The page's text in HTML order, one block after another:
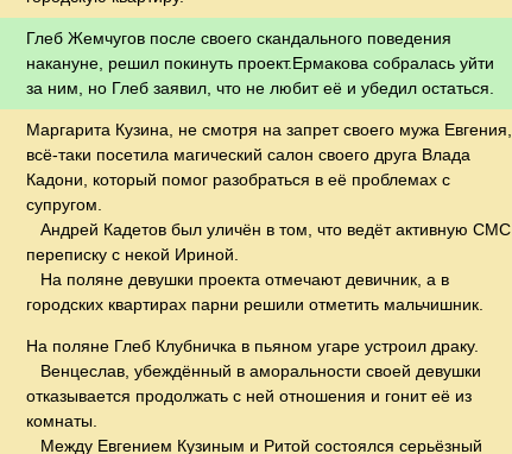
Глеб Жемчугов после своего скандального поведения
накануне, решил покинуть проект.Ермакова собралась уйти
за ним, но Глеб заявил, что не любит её и убедил остаться.
Маргарита Кузина, не смотря на запрет своего мужа Евгения,
всё-таки посетила магический салон своего друга Влада
Кадони, который помог разобраться в её проблемах с
супругом.
Андрей Кадетов был уличён в том, что ведёт активную СМС
переписку с некой Ириной.
На поляне девушки проекта отмечают девичник, а в
городских квартирах парни решили отметить мальчишник.
На поляне Глеб Клубничка в пьяном угаре устроил драку.
Венцеслав, убеждённый в аморальности своей девушки
отказывается продолжать с ней отношения и гонит её из
комнаты.
Между Евгением Кузиным и Ритой состоялся серьёзный